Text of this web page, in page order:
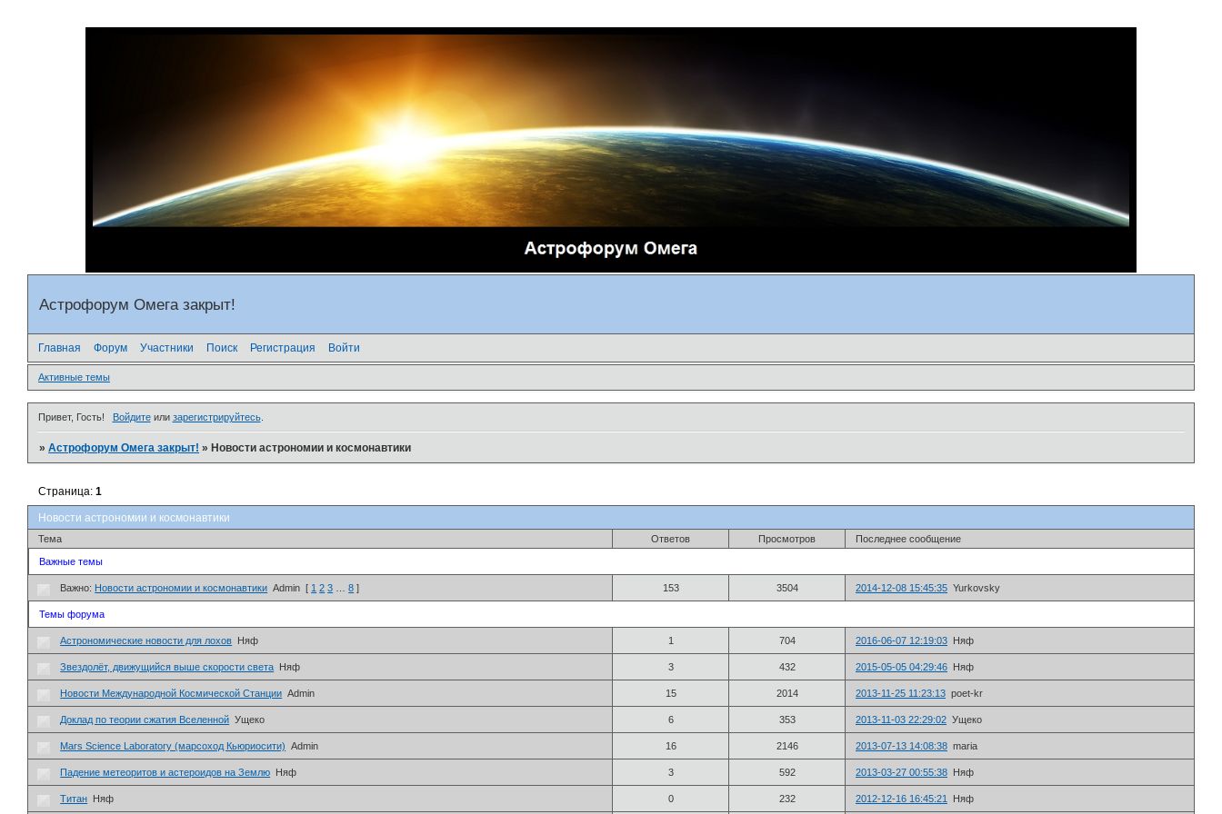
Астрофорум Омега закрыт!
Главная Форум Участники Поиск Регистрация Войти
Активные темы
Привет, Гость! Войдитеили зарегистрируйтесь.
»Астрофорум Омега закрыт! »Новости астрономии и космонавтики
Новости астрономии и космонавтики
Страница:1
Тема Ответов Просмотров Последнее сообщение
Важные темы
Важно: Новости астрономии и космонавтики Admin [ 1 2 3 … 8 ] 153 3504 2014-12-08 15:45:35 Yurkovsky
Темы форума
Астрономические новости для лохов Няф 1 704 2016-06-07 12:19:03 Няф
Звездолёт, движущийся выше скорости света Няф 3 432 2015-05-05 04:29:46 Няф
Новости Международной Космической Станции Admin 15 2014 2013-11-25 11:23:13 poet-kr
Доклад по теории сжатия Вселенной Ущеко 6 353 2013-11-03 22:29:02 Ущеко
Mars Science Laboratory (марсоход Кьюриосити) Admin 16 2146 2013-07-13 14:08:38 maria
Падение метеоритов и астероидов на Землю Няф 3 592 2013-03-27 00:55:38 Няф
Титан Няф 0 232 2012-12-16 16:45:21 Няф